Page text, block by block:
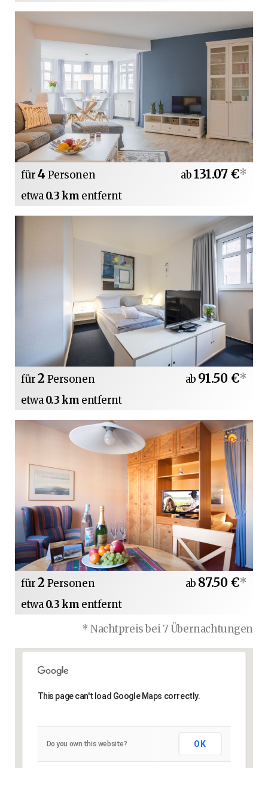
für4 Personen
etwa0.3 km entfernt
ab131.07 €*
für2 Personen
etwa0.3 km entfernt
ab 91.50 €*
für2 Personen
etwa0.3 km entfernt
ab 87.50 €*
* Nachtpreis bei 7 Übernachtungen
This page can't load Google Maps correctly.
Do you own this website? OK